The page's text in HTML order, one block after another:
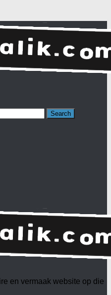
en vermaak website op die